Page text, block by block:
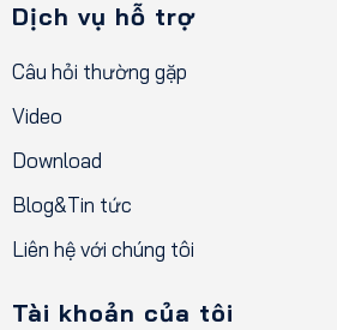
Dịch vụ hỗ trợ
Câu hỏi thường gặp
Video
Download
Blog&Tin tức
Liên hệ với chúng tôi
Tài khoản của tôi